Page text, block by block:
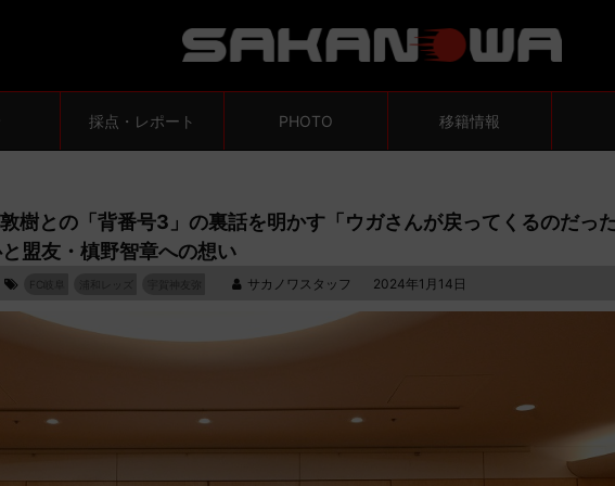
採点・レポート PHOTO 移籍情報
樹との「背番号3」の裏話を明かす「ウガさんが戻ってくるのだっ
盟友・槙野智章への想い
宇賀神友弥 サカノワスタッフ 2024年1月14日